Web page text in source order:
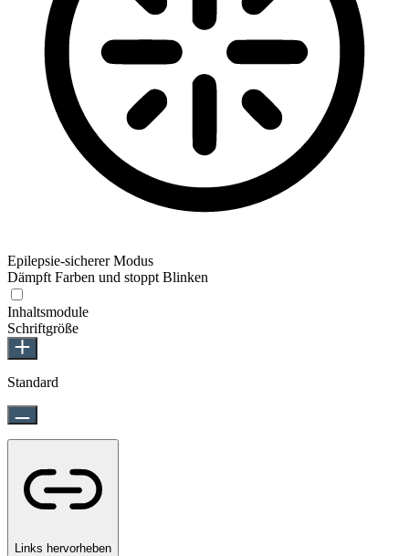
Epilepsie-sicherer Modus
Dämpft Farben und stoppt Blinken
Inhaltsmodule
Schriftgröße
Standard
Links hervorheben